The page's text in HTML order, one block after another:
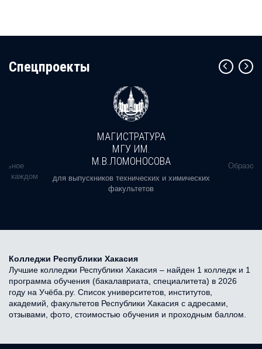
Cпецпроекты
в каждом
МАГИСТРАТУРА
МГУ ИМ.
М.В.ЛОМОНОСОВА
для выпускников технических и химических
факультетов
Колледжи Республики Хакасия
Лучшие колледжи Республики Хакасия – найден 1 колледж и 1
программа обучения (бакалавриата, специалитета) в 2026
году на Учёба.ру. Список университетов, институтов,
академий, факультетов Республики Хакасия с адресами,
отзывами, фото, стоимостью обучения и проходным баллом.